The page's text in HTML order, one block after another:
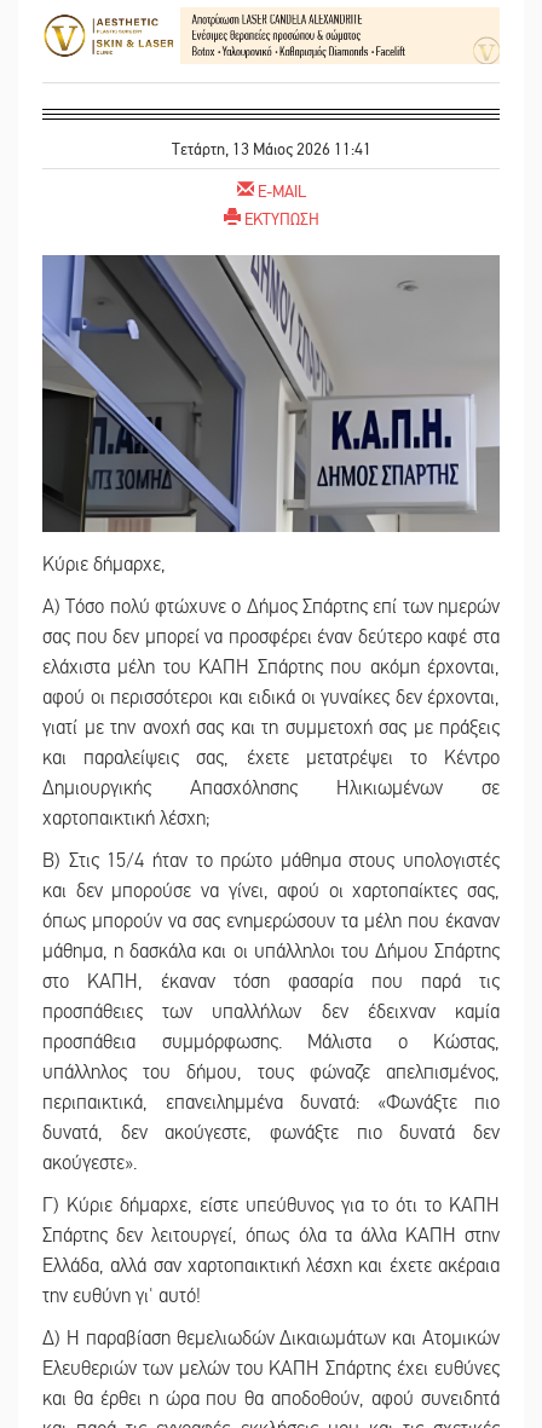
Τετάρτη, 13 Μάιος 2026 11:41
E-MAIL
ΕΚΤΥΠΩΣΗ
Κύριε δήμαρχε,
Α) Τόσο πολύ φτώχυνε ο Δήμος Σπάρτης επί των ημερών
σας που δεν μπορεί να προσφέρει έναν δεύτερο καφέ στα
ελάχιστα μέλη του ΚΑΠΗ Σπάρτης που ακόμη έρχονται,
αφού οι περισσότεροι και ειδικά οι γυναίκες δεν έρχονται,
γιατί με την ανοχή σας και τη συμμετοχή σας με πράξεις
και παραλείψεις σας, έχετε μετατρέψει το Κέντρο
Δημιουργικής Απασχόλησης Ηλικιωμένων σε
χαρτοπαικτική λέσχη;
Β) Στις 15/4 ήταν το πρώτο μάθημα στους υπολογιστές
και δεν μπορούσε να γίνει, αφού οι χαρτοπαίκτες σας,
όπως μπορούν να σας ενημερώσουν τα μέλη που έκαναν
μάθημα, η δασκάλα και οι υπάλληλοι του Δήμου Σπάρτης
στο ΚΑΠΗ, έκαναν τόση φασαρία που παρά τις
προσπάθειες των υπαλλήλων δεν έδειχναν καμία
προσπάθεια συμμόρφωσης. Μάλιστα ο Κώστας,
υπάλληλος του δήμου, τους φώναζε απελπισμένος,
περιπαικτικά, επανειλημμένα δυνατά: «Φωνάξτε πιο
δυνατά, δεν ακούγεστε, φωνάξτε πιο δυνατά δεν
ακούγεστε».
Γ) Κύριε δήμαρχε, είστε υπεύθυνος για το ότι το ΚΑΠΗ
Σπάρτης δεν λειτουργεί, όπως όλα τα άλλα ΚΑΠΗ στην
Ελλάδα, αλλά σαν χαρτοπαικτική λέσχη και έχετε ακέραια
την ευθύνη γι' αυτό!
Δ) Η παραβίαση θεμελιωδών Δικαιωμάτων και Ατομικών
Ελευθεριών των μελών του ΚΑΠΗ Σπάρτης έχει ευθύνες
και θα έρθει η ώρα που θα αποδοθούν, αφού συνειδητά